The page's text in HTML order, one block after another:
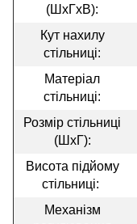
(ШхГхВ):
Кут нахилу
стільниці:
Матеріал
стільниці:
Розмір стільниці
(ШхГ):
Висота підйому
стільниці:
Механізм